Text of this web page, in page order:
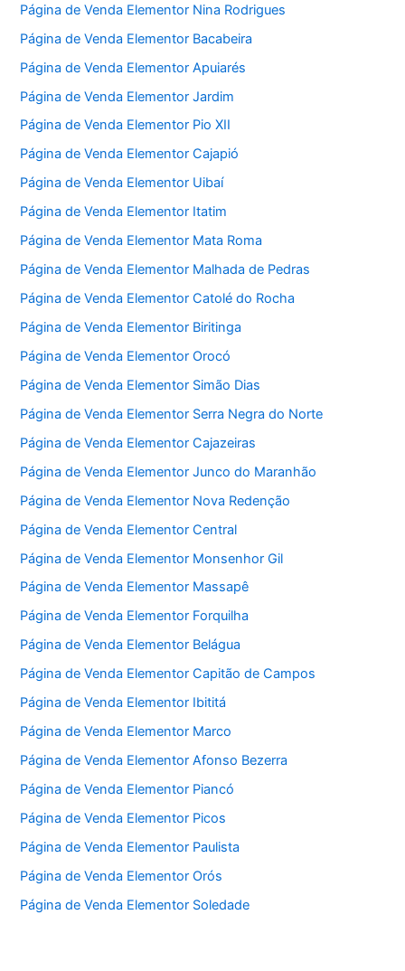
Página de Venda Elementor Nina Rodrigues
Página de Venda Elementor Bacabeira
Página de Venda Elementor Apuiarés
Página de Venda Elementor Jardim
Página de Venda Elementor Pio XII
Página de Venda Elementor Cajapió
Página de Venda Elementor Uibaí
Página de Venda Elementor Itatim
Página de Venda Elementor Mata Roma
Página de Venda Elementor Malhada de Pedras
Página de Venda Elementor Catolé do Rocha
Página de Venda Elementor Biritinga
Página de Venda Elementor Orocó
Página de Venda Elementor Simão Dias
Página de Venda Elementor Serra Negra do Norte
Página de Venda Elementor Cajazeiras
Página de Venda Elementor Junco do Maranhão
Página de Venda Elementor Nova Redenção
Página de Venda Elementor Central
Página de Venda Elementor Monsenhor Gil
Página de Venda Elementor Massapê
Página de Venda Elementor Forquilha
Página de Venda Elementor Belágua
Página de Venda Elementor Capitão de Campos
Página de Venda Elementor Ibititá
Página de Venda Elementor Marco
Página de Venda Elementor Afonso Bezerra
Página de Venda Elementor Piancó
Página de Venda Elementor Picos
Página de Venda Elementor Paulista
Página de Venda Elementor Orós
Página de Venda Elementor Soledade